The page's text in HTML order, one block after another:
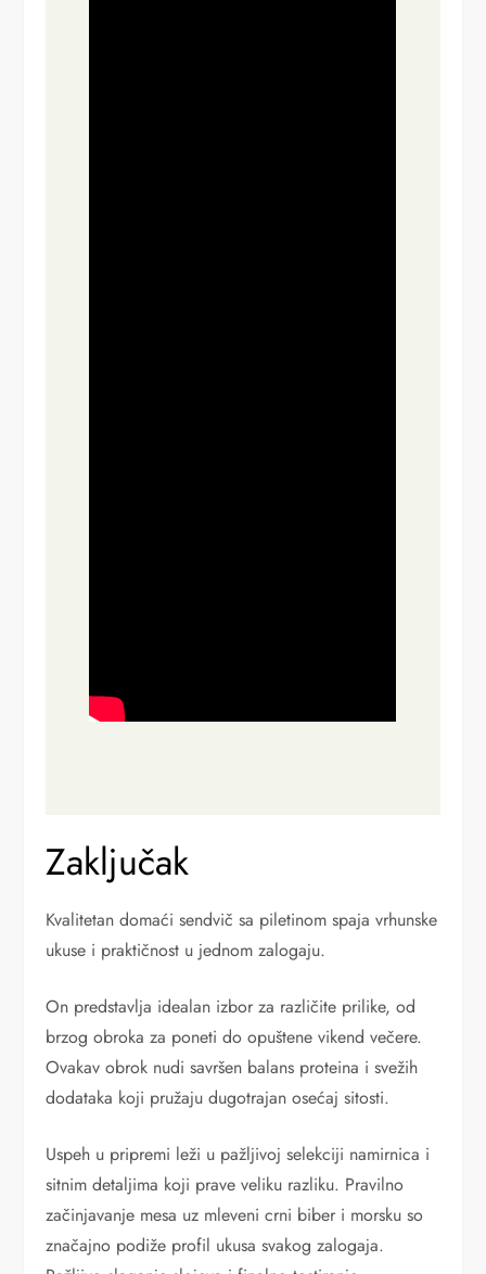
Zaključak
Kvalitetan domaći sendvič sa piletinom spaja vrhunske
ukuse i praktičnost u jednom zalogaju.
On predstavlja idealan izbor za različite prilike, od
brzog obroka za poneti do opuštene vikend večere.
Ovakav obrok nudi savršen balans proteina i svežih
dodataka koji pružaju dugotrajan osećaj sitosti.
Uspeh u pripremi leži u pažljivoj selekciji namirnica i
sitnim detaljima koji prave veliku razliku. Pravilno
začinjavanje mesa uz mleveni crni biber i morsku so
značajno podiže profil ukusa svakog zalogaja.